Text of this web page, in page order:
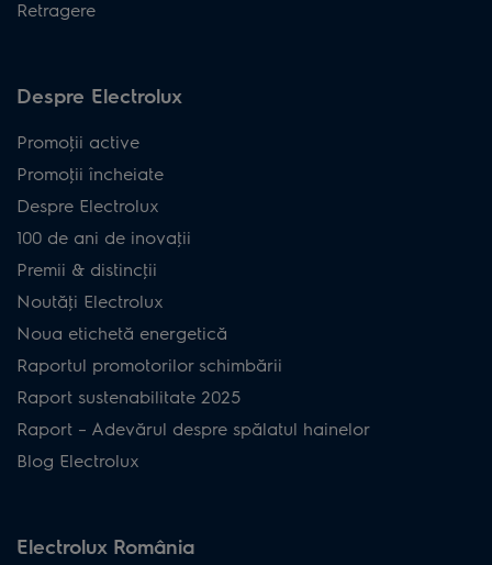
Retragere
Despre Electrolux
Promoţii active
Promoţii încheiate
Despre Electrolux
100 de ani de inovaţii
Premii & distincţii
Noutăţi Electrolux
Noua etichetă energetică
Raportul promotorilor schimbării
Raport sustenabilitate 2025
Raport – Adevărul despre spălatul hainelor
Blog Electrolux
Electrolux România